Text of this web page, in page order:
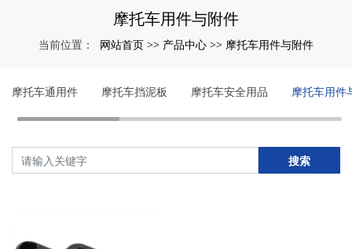
摩托车用件与附件
当前位置： 网站首页 >> 产品中心 >> 摩托车用件与附件
摩托车通用件 摩托车挡泥板 摩托车安全用品 摩托车用件
搜索